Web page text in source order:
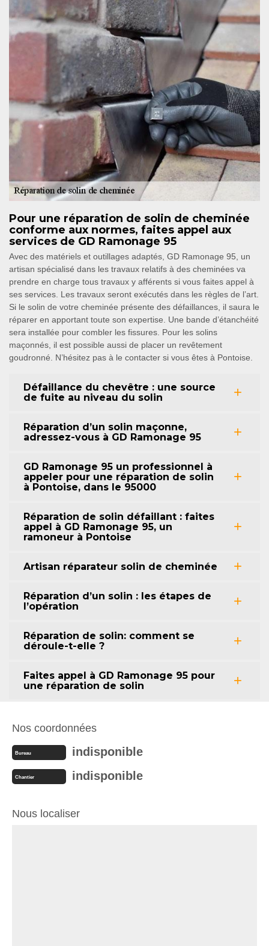
Pour une réparation de solin de cheminée
conforme aux normes, faites appel aux
services de GD Ramonage 95
Avec des matériels et outillages adaptés, GD Ramonage 95, un
artisan spécialisé dans les travaux relatifs à des cheminées va
prendre en charge tous travaux y afférents si vous faites appel à
ses services. Les travaux seront exécutés dans les règles de l’art.
Si le solin de votre cheminée présente des défaillances, il saura le
réparer en apportant toute son expertise. Une bande d’étanchéité
sera installée pour combler les fissures. Pour les solins
maçonnés, il est possible aussi de placer un revêtement
goudronné. N’hésitez pas à le contacter si vous êtes à Pontoise.
Défaillance du chevêtre : une source
de fuite au niveau du solin
Réparation d’un solin maçonne,
adressez-vous à GD Ramonage 95
GD Ramonage 95 un professionnel à
appeler pour une réparation de solin
à Pontoise, dans le 95000
Réparation de solin défaillant : faites
appel à GD Ramonage 95, un
ramoneur à Pontoise
Artisan réparateur solin de cheminée
Réparation d’un solin : les étapes de
l’opération
Réparation de solin: comment se
déroule-t-elle ?
Faites appel à GD Ramonage 95 pour
une réparation de solin
Nos coordonnées
Bureau indisponible
Chantier indisponible
Nous localiser